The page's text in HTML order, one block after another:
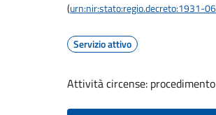
(urn:nir:stato:regio.decreto:1931-
Servizio attivo
Attività circense: